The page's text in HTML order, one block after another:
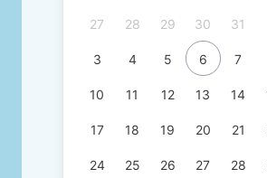
27 28 29 30 31
3 4 5 6 7
10 11 12 13 14
17 18 19 20 21
24 25 26 27 28